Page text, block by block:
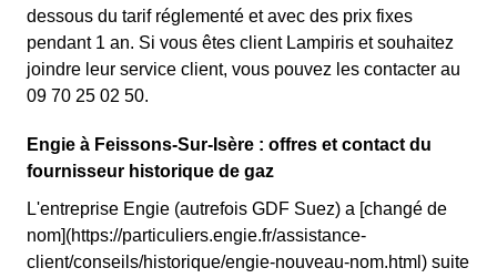
dessous du tarif réglementé et avec des prix fixes
pendant 1 an. Si vous êtes client Lampiris et souhaitez
joindre leur service client, vous pouvez les contacter au
09 70 25 02 50.
Engie à Feissons-Sur-Isère : offres et contact du
fournisseur historique de gaz
L'entreprise Engie (autrefois GDF Suez) a [changé de
nom](https://particuliers.engie.fr/assistance-
client/conseils/historique/engie-nouveau-nom.html) suite